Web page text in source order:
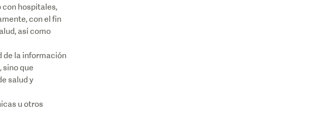
con hospitales,
con el fin
así como
de la información
sino que
salud y
u otros